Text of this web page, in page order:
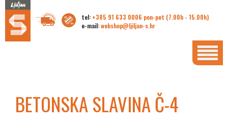
tel: +385 91 633 0006 pon-pet (7.00h - 15.00h)
e-mail:webshop@ljiljan-s.hr
BETONSKA SLAVINA Č-4